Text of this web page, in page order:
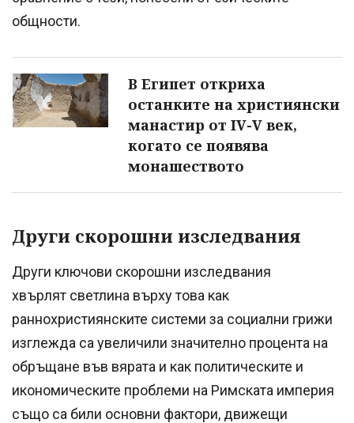
общности.
В Египет откриха
останките на християнски
манастир от IV-V век,
когато се появява
монашеството
Други скорошни изследвания
Други ключови скорошни изследвания
хвърлят светлина върху това как
раннохристиянските системи за социални грижи
изглежда са увеличили значително процента на
обръщане във вярата и как политическите и
икономическите проблеми на Римската империя
също са били основни фактори, движещи